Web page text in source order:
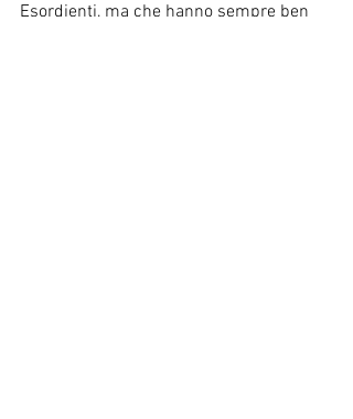
Esordienti, ma che hanno sempre ben